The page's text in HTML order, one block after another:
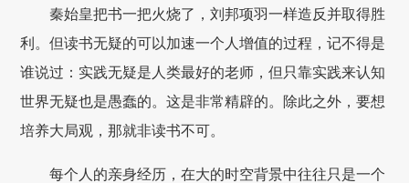
秦始皇把书一把火烧了，刘邦项羽一样造反并取得胜
利。但读书无疑的可以加速一个人增值的过程，记不得是
谁说过：实践无疑是人类最好的老师，但只靠实践来认知
世界无疑也是愚蠢的。这是非常精辟的。除此之外，要想
培养大局观，那就非读书不可。
每个人的亲身经历，在大的时空背景中往往只是一个